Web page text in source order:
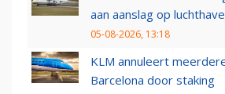
aan aanslag op
05-08-2026, 13:18
KLM annuleert
Barcelona door staking